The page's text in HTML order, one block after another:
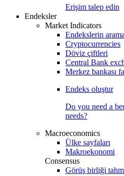
Erişim talep edin
Endeksler
Market Indicators
Endekslerin
Cryptocurrencies
Döviz çiftleri
Central Bank
Merkez bankası
Endeks oluştur
Do you need a
needs?
Macroeconomics
Ülke sayfaları
Makroekonomi
Consensus
Görüş birliği